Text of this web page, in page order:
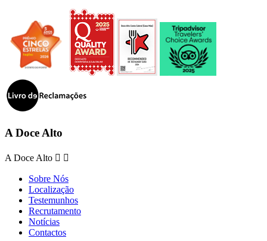
A Doce Alto
A Doce Alto  
Sobre Nós
Localização
Testemunhos
Recrutamento
Notícias
Contactos